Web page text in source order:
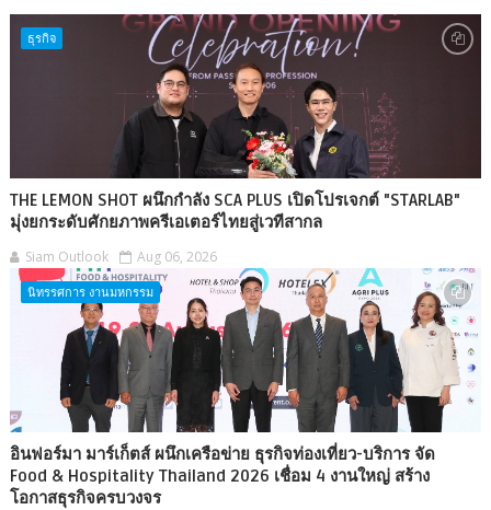
ธุรกิจ
THE LEMON SHOT ผนึกกำลัง SCA PLUS เปิดโปรเจกต์ "STARLAB"
มุ่งยกระดับศักยภาพครีเอเตอร์ไทยสู่เวทีสากล
Siam Outlook Aug 06, 2026
นิทรรศการ งานมหกรรม
อินฟอร์มา มาร์เก็ตส์ ผนึกเครือข่าย ธุรกิจท่องเที่ยว-บริการ จัด
Food & Hospitality Thailand 2026 เชื่อม 4 งานใหญ่ สร้าง
โอกาสธุรกิจครบวงจร